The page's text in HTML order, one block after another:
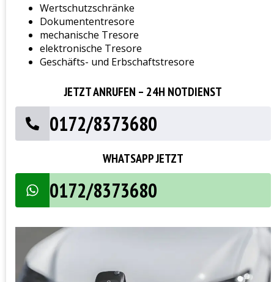
Wertschutzschränke
Dokumententresore
mechanische Tresore
elektronische Tresore
Geschäfts- und Erbschaftstresore
JETZT ANRUFEN – 24H NOTDIENST
0172/8373680
WHATSAPP JETZT
0172/8373680